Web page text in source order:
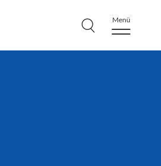
Menü